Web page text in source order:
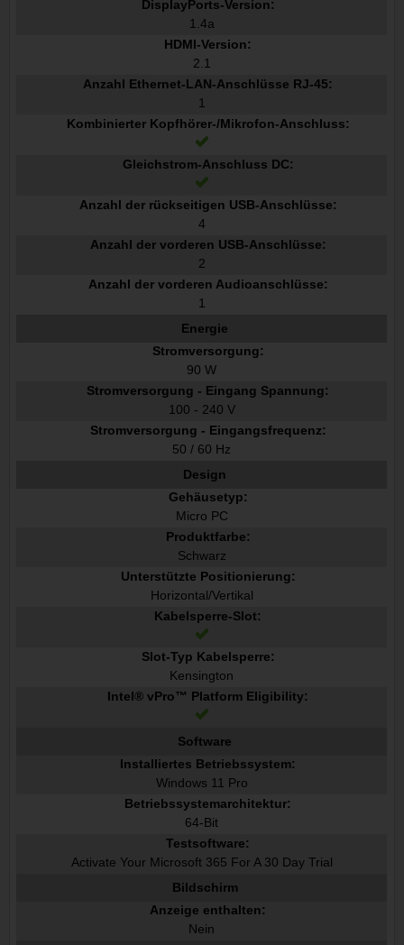
DisplayPorts-Version:
1.4a
HDMI-Version:
2.1
Anzahl Ethernet-LAN-Anschlüsse RJ-45:
1
Kombinierter Kopfhörer-/Mikrofon-Anschluss:
Gleichstrom-Anschluss DC:
Anzahl der rückseitigen USB-Anschlüsse:
4
Anzahl der vorderen USB-Anschlüsse:
2
Anzahl der vorderen Audioanschlüsse:
1
Energie
Stromversorgung:
90 W
Stromversorgung - Eingang Spannung:
100 - 240 V
Stromversorgung - Eingangsfrequenz:
50 / 60 Hz
Design
Gehäusetyp:
Micro PC
Produktfarbe:
Schwarz
Unterstützte Positionierung:
Horizontal/Vertikal
Kabelsperre-Slot:
Slot-Typ Kabelsperre:
Kensington
Intel® vPro™ Platform Eligibility:
Software
Installiertes Betriebssystem:
Windows 11 Pro
Betriebssystemarchitektur:
64-Bit
Testsoftware:
Activate Your Microsoft 365 For A 30 Day Trial
Bildschirm
Anzeige enthalten:
Nein